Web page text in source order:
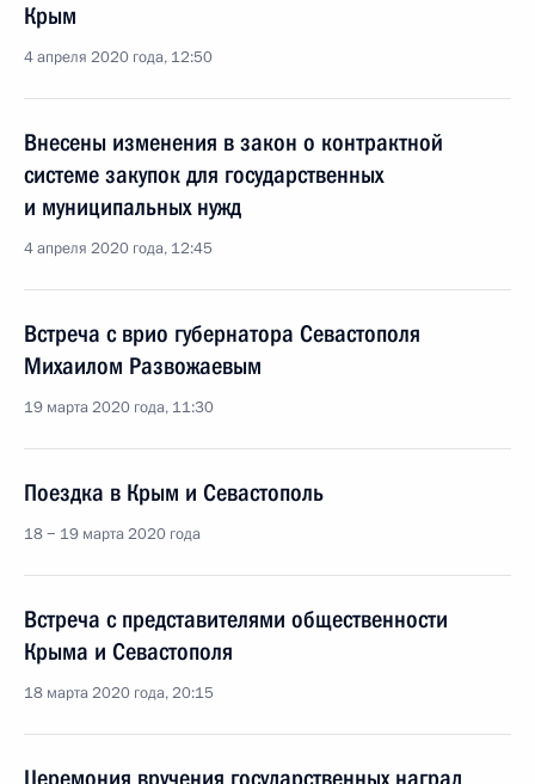
Крым
4 апреля 2020 года, 12:50
Внесены изменения в закон о контрактной
системе закупок для государственных
и муниципальных нужд
4 апреля 2020 года, 12:45
Встреча с врио губернатора Севастополя
Михаилом Развожаевым
19 марта 2020 года, 11:30
Поездка в Крым и Севастополь
18 − 19 марта 2020 года
Встреча с представителями общественности
Крыма и Севастополя
18 марта 2020 года, 20:15
Церемония вручения государственных наград